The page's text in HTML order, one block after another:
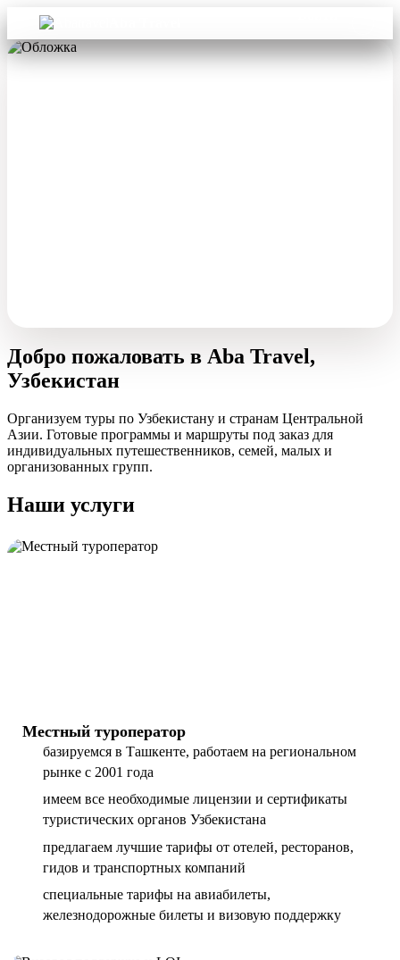
Добро пожаловать в Aba Travel,
Узбекистан
Организуем туры по Узбекистану и странам Центральной
Азии. Готовые программы и маршруты под заказ для
индивидуальных путешественников, семей, малых и
организованных групп.
Наши услуги
Местный туроператор
базируемся в Ташкенте, работаем на региональном
рынке с 2001 года
имеем все необходимые лицензии и сертификаты
туристических органов Узбекистана
предлагаем лучшие тарифы от отелей, ресторанов,
гидов и транспортных компаний
специальные тарифы на авиабилеты,
железнодорожные билеты и визовую поддержку